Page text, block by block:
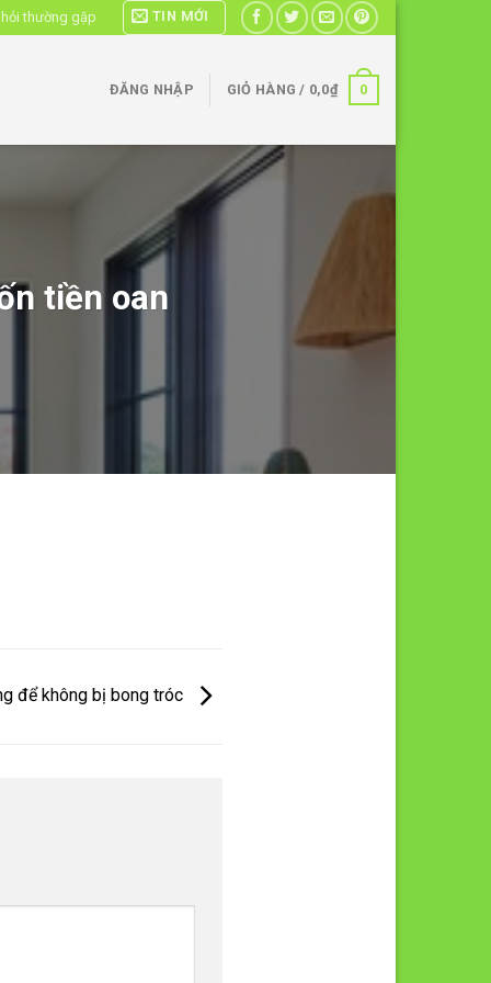
hỏi thường gặp TIN MỚI
ĐĂNG NHẬP GIỎ HÀNG / 0,0₫ 0
tiền oan
để không bị bong tróc